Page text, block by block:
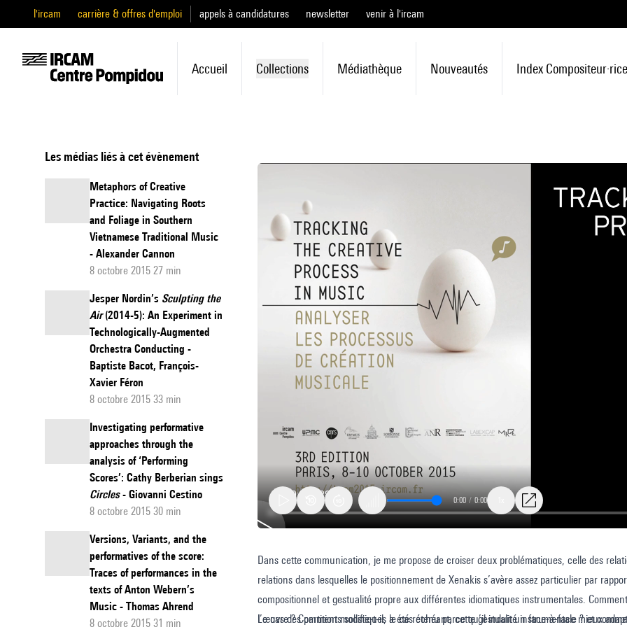
l'ircam carrière & offres d'emploi appels à candidatures newsletter venir à l'ircam
Accueil Collections Médiathèque Nouveautés Index Compositeur·rice
Les médias liés à cet évènement
Metaphors of Creative
Practice: Navigating Roots
and Foliage in Southern
Vietnamese Traditional Music
- Alexander Cannon
8 octobre 2015 27 min
Jesper Nordin’s Sculpting the
Air(2014-5): An Experiment in
Technologically-Augmented
Orchestra Conducting -
Baptiste Bacot, François-
Xavier Féron
8 octobre 2015 33 min
Investigating performative
approaches through the
analysis of ‘Performing
Scores’: Cathy Berberian sings
Circles- Giovanni Cestino
8 octobre 2015 30 min
Versions, Variants, and the
performatives of the score:
Traces of performances in the
texts of Anton Webern’s
Music - Thomas Ahrend
8 octobre 2015 31 min
La
place
du
geste
0:00 / 0:00
Dans cette communication, je me propose de croiser deux problématiques, celle des
relations dans lesquelles le positionnement de Xenakis s’avère assez particulier par
compositionnel et gestualité propre aux différentes idiomatiques instrumentales.
l’œuvre ? Comment modifie-t-il, le cas échéant, cette gestualité instrumentale ? et
Le cas des partitions solistiques a été retenu parce qu’il induit un face-à-face mieux